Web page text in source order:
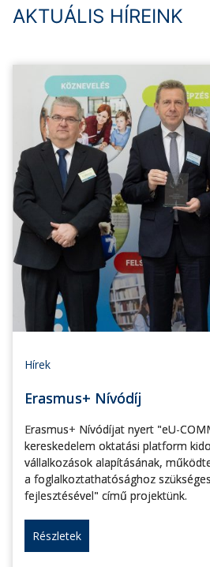
AKTUÁLIS HÍREINK
Hírek
Erasmus+ Nívódíj
Erasmus+ Nívódíjat nyert "eU-
kereskedelem oktatási platform
vállalkozások alapításának,
a foglalkoztathatósághoz
fejlesztésével" című projektünk.
Részletek